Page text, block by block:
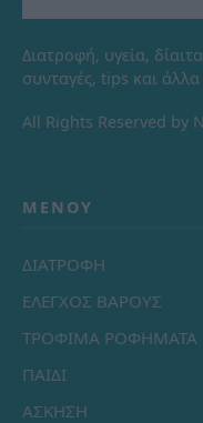
Διατροφή, υγεία,
συνταγές, tips και
All Rights Reserved by
ΜΕΝΟΎ
ΔΙΑΤΡΟΦΗ
ΕΛΕΓΧΟΣ ΒΑΡΟΥΣ
ΤΡΟΦΙΜΑ ΡΟΦΗΜΑΤΑ
ΠΑΙΔΙ
ΑΣΚΗΣΗ